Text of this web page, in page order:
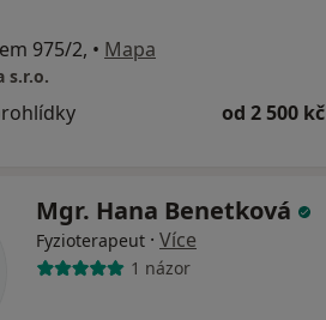
975/2, • Mapa
s.r.o.
od 2 500 kč
Mgr. Hana Benetková
Fyzioterapeut · Více
1 názor